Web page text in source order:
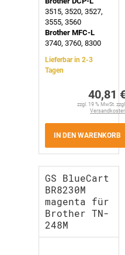
3515, 3520, 3527,
3555, 3560
Brother MFC-L
3740, 3760, 8300
Lieferbar in 2-3
Tagen
40,81
zzgl. 19 % MwSt.
IN DEN WARENKORB
GS BlueCart
BR8230M
magenta für
Brother TN-
248M